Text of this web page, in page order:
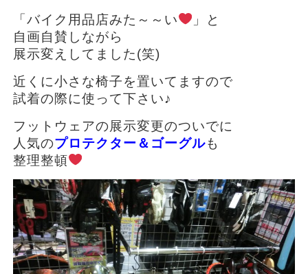
「バイク用品店みた～～い
」と
自画自賛しながら
展示変えしてました(笑)
近くに小さな椅子を置いてますので
試着の際に使って下さい♪
フットウェアの展示変更のついでに
人気のプロテクター＆ゴーグルも
整理整頓